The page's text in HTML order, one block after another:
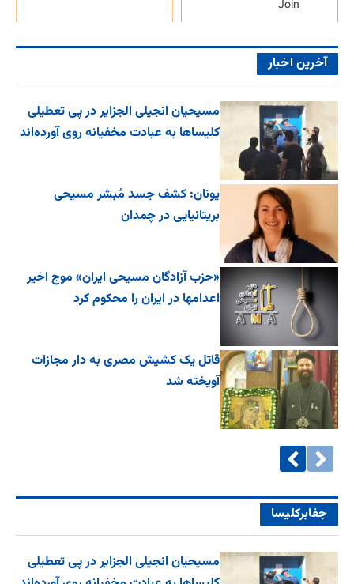
Join
آخرین اخبار
مسیحیان انجیلی الجزایر در پی تعطیلی
کلیساها به عبادت مخفیانه روی آورده‌اند
یونان: کشف جسد مُبشر مسیحی
بریتانیایی در چمدان
«حزب آزادگان مسیحی ایران» موج اخیر
اعدامها در ایران را محکوم کرد
قاتل یک کشیش مصری به دار مجازات
آویخته شد
جفا‌بر‌کلیسا
مسیحیان انجیلی الجزایر در پی تعطیلی